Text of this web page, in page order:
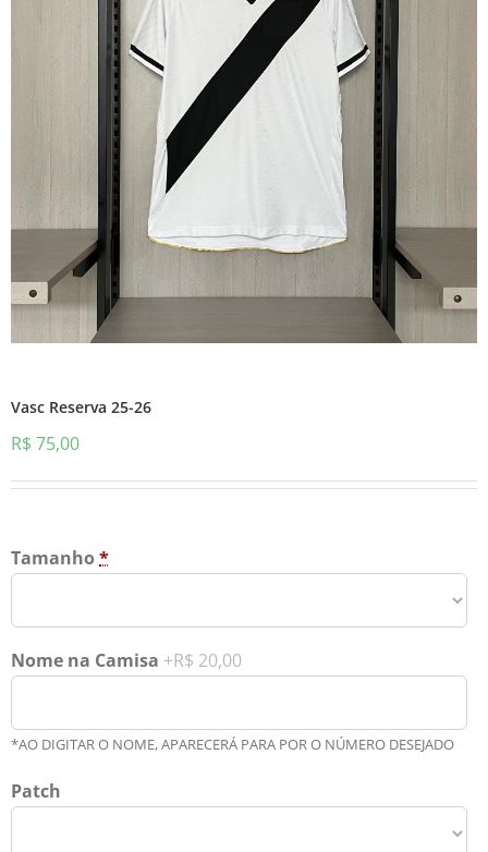
Vasc Reserva 25-26
R$ 75,00
Tamanho *
Nome na Camisa +R$ 20,00
*AO DIGITAR O NOME, APARECERÁ PARA POR O NÚMERO DESEJADO
Patch